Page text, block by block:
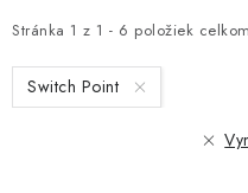
i
s
p
Stránka 1 z 1 - 6 položiek celkom
e
n
i Switch Point